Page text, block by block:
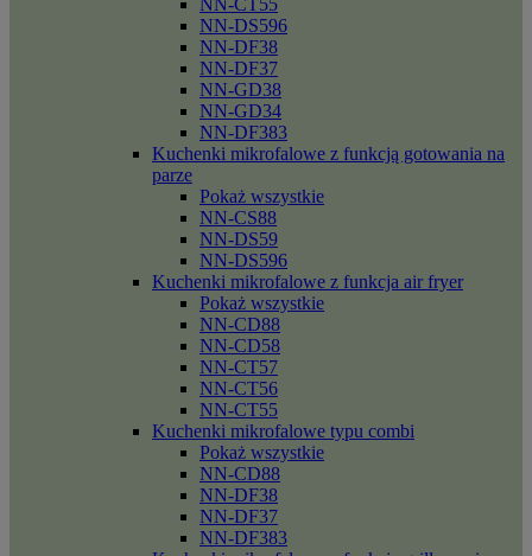
NN-CT55
NN-DS596
NN-DF38
NN-DF37
NN-GD38
NN-GD34
NN-DF383
Kuchenki mikrofalowe z funkcją gotowania na
parze
Pokaż wszystkie
NN-CS88
NN-DS59
NN-DS596
Kuchenki mikrofalowe z funkcja air fryer
Pokaż wszystkie
NN-CD88
NN-CD58
NN-CT57
NN-CT56
NN-CT55
Kuchenki mikrofalowe typu combi
Pokaż wszystkie
NN-CD88
NN-DF38
NN-DF37
NN-DF383